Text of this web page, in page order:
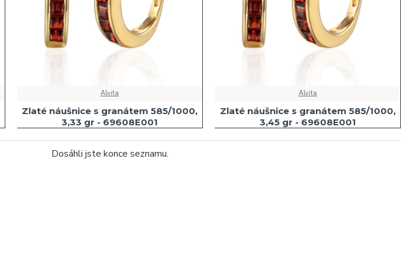
Alvita
Zlaté náušnice s granátem 585/1000,
3,33 gr - 69608E001
Alvita
Zlaté náušnice s granátem 585/1000,
3,45 gr - 69608E001
Dosáhli jste konce seznamu.